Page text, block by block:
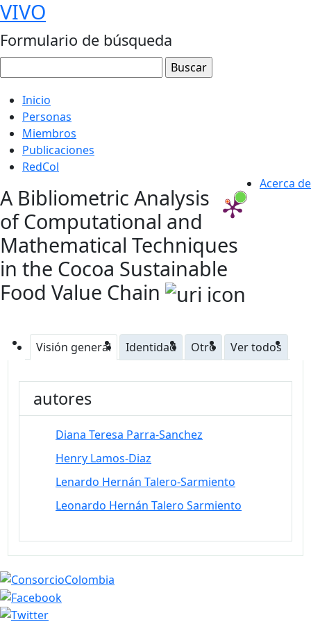
VIVO
Formulario de búsqueda
Inicio
Personas
Miembros
Publicaciones
RedCol
Acerca de
A Bibliometric Analysis
of Computational and
Mathematical Techniques
in the Cocoa Sustainable
Food Value Chain
Visión general Identidad Otro Ver todos
autores
Diana Teresa Parra-Sanchez
Henry Lamos-Diaz
Lenardo Hernán Talero-Sarmiento
Leonardo Hernán Talero Sarmiento